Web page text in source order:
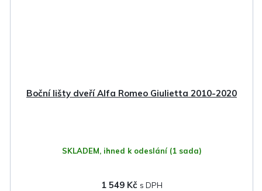
Boční lišty dveří Alfa Romeo Giulietta 2010-2020
SKLADEM, ihned k odeslání (1 sada)
1 549 Kč